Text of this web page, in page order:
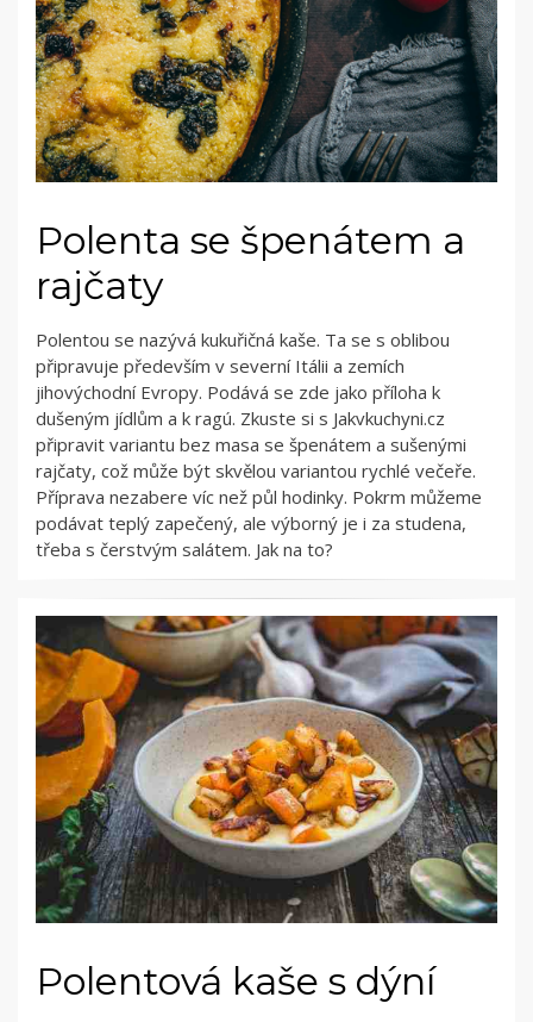
Polenta se špenátem a
rajčaty
Polentou se nazývá kukuřičná kaše. Ta se s oblibou
připravuje především v severní Itálii a zemích
jihovýchodní Evropy. Podává se zde jako příloha k
dušeným jídlům a k ragú. Zkuste si s Jakvkuchyni.cz
připravit variantu bez masa se špenátem a sušenými
rajčaty, což může být skvělou variantou rychlé večeře.
Příprava nezabere víc než půl hodinky. Pokrm můžeme
podávat teplý zapečený, ale výborný je i za studena,
třeba s čerstvým salátem. Jak na to?
Polentová kaše s dýní